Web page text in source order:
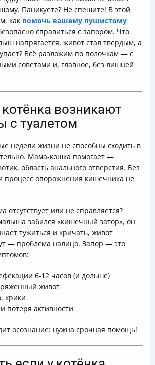
Паникуете? Не спешите! В этой
как помочь вашему пушистому
справиться с запором. Что
напрягается, живот стал твердым, а
Всё разложим по полочкам — с
советами и, главное, без лишней
возникают
с туалетом
недели жизни не способны сходить в
Мама-кошка помогает —
область анального отверстия. Без
процесс опорожнения кишечника не
отсутствует или не справляется?
забился «кишечный затор», он
тужиться и кричать, живот
— проблема налицо. Запор — это
6-12 часов (и дольше)
живот
крики
потеря активности
осознание: нужна срочная помощь!